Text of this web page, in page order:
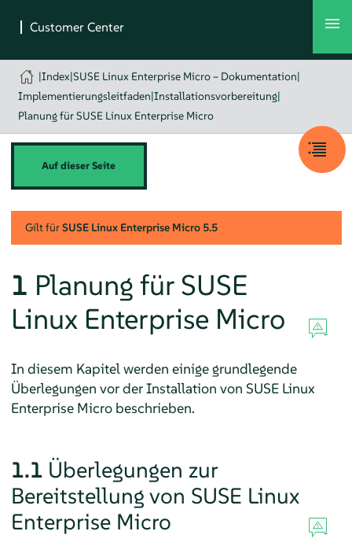
|Index|SUSE Linux Enterprise Micro – Dokumentation|
Implementierungsleitfaden|Installationsvorbereitung|
Planung für SUSE Linux Enterprise Micro
Auf dieser Seite
Gilt fürSUSE Linux Enterprise Micro 5.5
1 Planung für SUSE
Linux Enterprise Micro
In diesem Kapitel werden einige grundlegende
Überlegungen vor der Installation von SUSE Linux
Enterprise Microbeschrieben.
1.1 Überlegungen zur
Bereitstellung von SUSE Linux
Enterprise Micro